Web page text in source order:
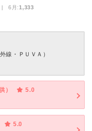
6月:1,333
線・ＰＵＶＡ）
）
5.0
5.0